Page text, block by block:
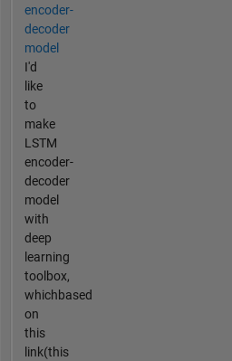
encoder-
decoder
model
I'd
like
to
make
LSTM
encoder-
decoder
model
with
deep
learning
toolbox,
whichbased
on
this
link(this